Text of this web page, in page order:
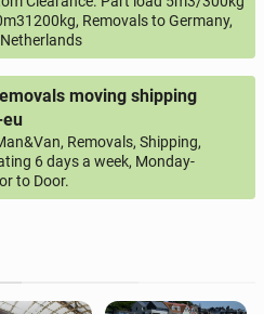
Removals to Germany,
moving shipping
Removals, Shipping,
6 days a week, Monday-
to Door.